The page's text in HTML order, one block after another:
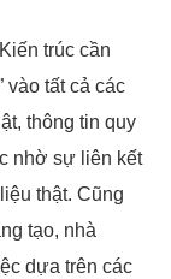
trúc cần
vào tất cả các
thông tin quy
nhờ sự liên kết
thật. Cũng
tạo, nhà
dựa trên các